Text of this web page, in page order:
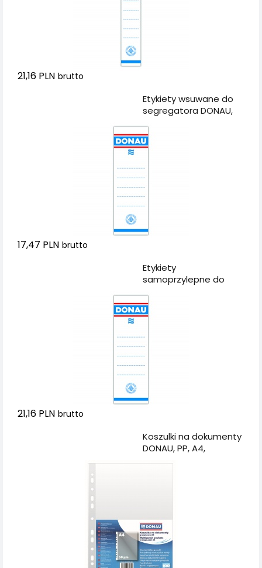
21,16 PLN brutto
Etykiety wsuwane do
segregatora DONAU,
dwustronne, 20szt.
17,47 PLN brutto
Etykiety
samoprzylepne do
54x153mm,
jednostronne, 20szt.
21,16 PLN brutto
Koszulki na dokumenty
DONAU, PP, A4,